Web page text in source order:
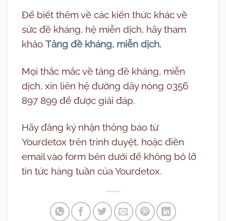
Để biết thêm về các kiến thức khác về
sức đề kháng, hệ miễn dịch, hãy tham
khảoTăng đề kháng, miễn dịch.
Mọi thắc mắc về tăng đề kháng, miễn
dịch, xin liên hệ đường dây nóng 0356
897 899 để được giải đáp.
Hãy đăng ký nhận thông báo từ
Yourdetox trên trình duyệt, hoặc điền
email vào form bên dưới để không bỏ lỡ
tin tức hàng tuần của Yourdetox.